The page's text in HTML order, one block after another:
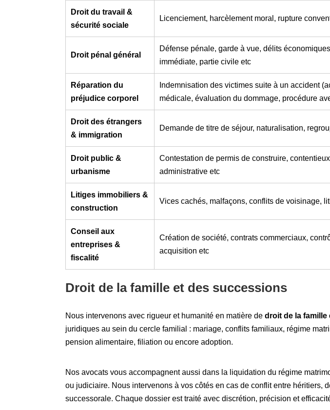
Droit du travail &
sécurité sociale
Licenciement, harcèlement moral, rupture
Droit pénal général
Défense pénale, garde à vue, délits
immédiate, partie civile etc
Réparation du
préjudice corporel
Indemnisation des victimes suite à un accident
médicale, évaluation du dommage, procédure
Droit des étrangers
& immigration
Demande de titre de séjour, naturalisation,
Droit public &
urbanisme
Contestation de permis de construire,
administrative etc
Litiges immobiliers &
construction
Vices cachés, malfaçons, conflits de voisinage,
Conseil aux
entreprises &
fiscalité
Création de société, contrats commerciaux,
acquisition etc
Droit de la famille et des successions
Nous intervenons avec rigueur et humanité en matière dedroit de la
juridiques au sein du cercle familial : mariage, conflits familiaux, régime
pension alimentaire, filiation ou encore adoption.
Nos avocats vous accompagnent aussi dans la liquidation du régime
ou judiciaire. Nous intervenons à vos côtés en cas de conflit entre héritiers,
successorale. Chaque dossier est traité avec discrétion, précision et